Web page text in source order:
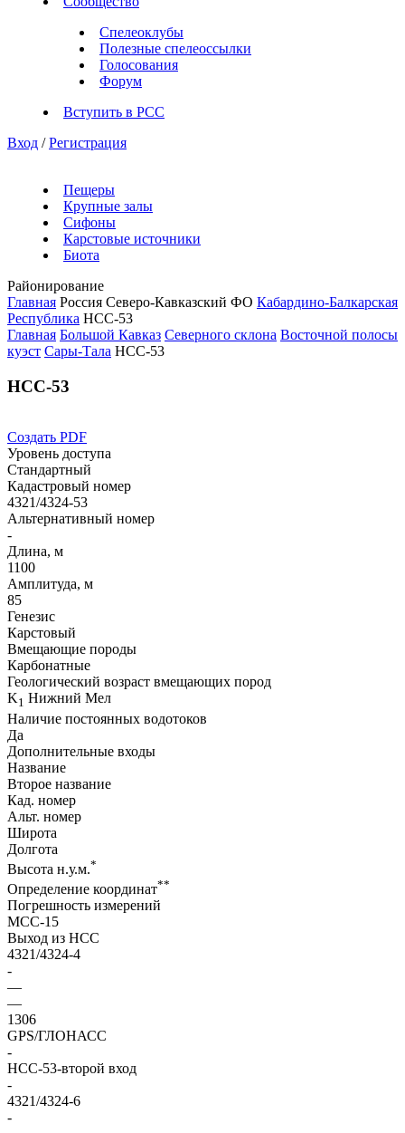
Спелеоклубы
Полезные спелеоссылки
Голосования
Форум
Вступить в РСС
Вход / Регистрация
Пещеры
Крупные залы
Сифоны
Карстовые источники
Биота
Районирование
Главная Россия Северо-Кавказский ФО Кабардино-Балкарская
Республика НСС-53
Главная Большой Кавказ Северного склона Восточной полосы
куэст Сары-Тала НСС-53
НСС-53
Создать PDF
Уровень доступа
Стандартный
Кадастровый номер
4321/4324-53
Альтернативный номер
-
Длина, м
1100
Амплитуда, м
85
Генезис
Карстовый
Вмещающие породы
Карбонатные
Геологический возраст вмещающих пород
K1 Нижний Мел
Наличие постоянных водотоков
Да
Дополнительные входы
Название
Второе название
Кад. номер
Альт. номер
Широта
Долгота
Высота н.у.м.*
Определение координат**
Погрешность измерений
МСС-15
Выход из НСС
4321/4324-4
-
—
—
1306
GPS/ГЛОНАСС
-
НСС-53-второй вход
-
4321/4324-6
-